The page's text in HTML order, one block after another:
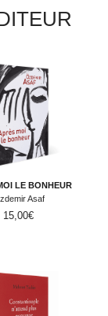
LE BONHEUR
Asaf
15,00€